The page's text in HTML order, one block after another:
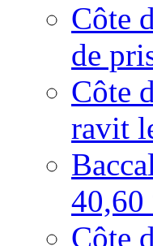
Côte
de
Côte
ravit
40,60
Côte